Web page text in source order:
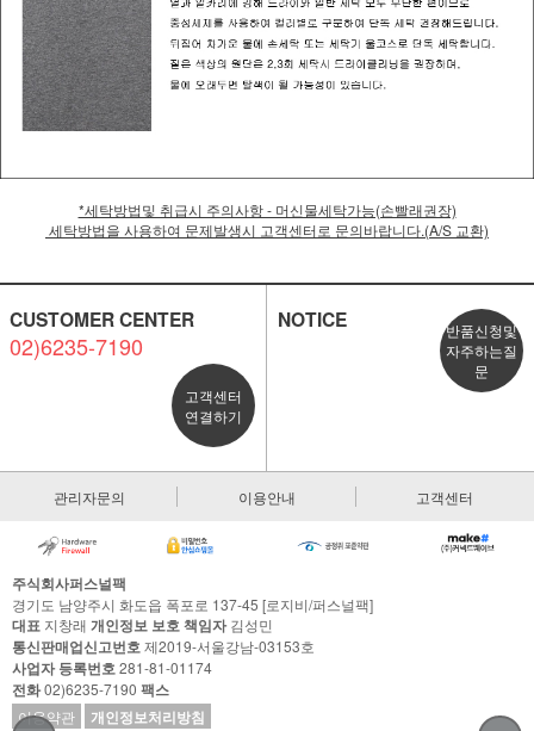
*세탁방법및 취급시 주의사항 - 머신물세탁가능(손빨래권장)
세탁방법을 사용하여 문제발생시 고객센터로 문의바랍니다.(A/S 교환)
CUSTOMER CENTER
02)6235-7190
고객센터
연결하기
NOTICE
반품신청및
자주하는질
문
관리자문의 이용안내 고객센터
주식회사퍼스널팩
경기도 남양주시 화도읍 폭포로 137-45 [로지비/퍼스널팩]
대표 지창래 개인정보 보호 책임자김성민
통신판매업신고번호제2019-서울강남-03153호
사업자 등록번호281-81-01174
전화02)6235-7190 팩스
이용약관 개인정보처리방침